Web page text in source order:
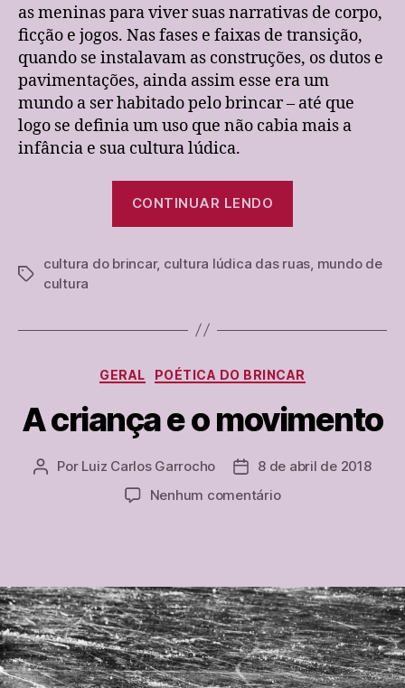
as meninas para viver suas narrativas de corpo,
ficção e jogos. Nas fases e faixas de transição,
quando se instalavam as construções, os dutos e
pavimentações, ainda assim esse era um
mundo a ser habitado pelo brincar – até que
logo se definia um uso que não cabia mais a
infância e sua cultura lúdica.
CONTINUAR LENDO
cultura
Tags
cultura do brincar, cultura lúdica das ruas, mundo de
cultura
Categorias
GERAL POÉTICA DO BRINCAR
A criança e o movimento
Autor
Por Luiz Carlos Garrocho
Data
de
8 de abril de 2018
Nenhum comentárioem
movimento